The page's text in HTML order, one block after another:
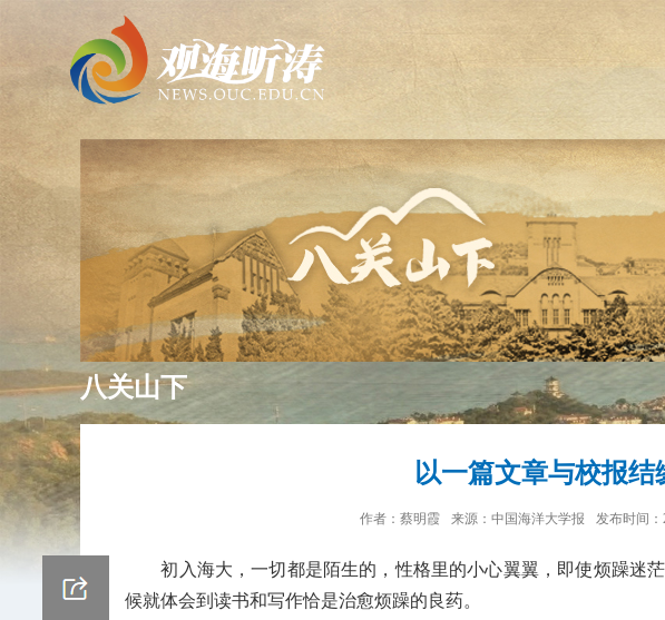
八关山下
以一篇文章与校报结
作者： 蔡明霞 来源： 中国海洋大学报 发布时间：
初入海大，一切都是陌生的，性格里的小心翼翼，即使烦躁迷
候就体会到读书和写作恰是治愈烦躁的良药。